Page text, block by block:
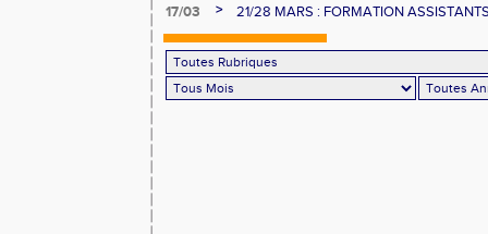
17/03
> 21/28 MARS : FORMATION